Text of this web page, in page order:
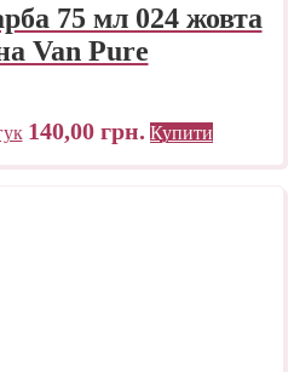
75 мл 024 жовта
Van Pure
140,00 грн. Купити